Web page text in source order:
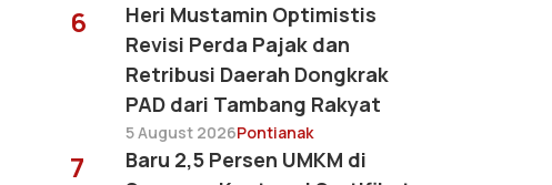
6
Heri Mustamin Optimistis
Revisi Perda Pajak dan
Retribusi Daerah Dongkrak
PAD dari Tambang Rakyat
5 August 2026Pontianak
7
Baru 2,5 Persen UMKM di